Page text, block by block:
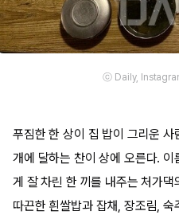
ⓒ Daily,
푸짐한 한 상이 집 밥이 그리운
개에 달하는 찬이 상에 오른다.
게 잘 차린 한 끼를 내주는 처가
따끈한 흰쌀밥과 잡채, 장조림,